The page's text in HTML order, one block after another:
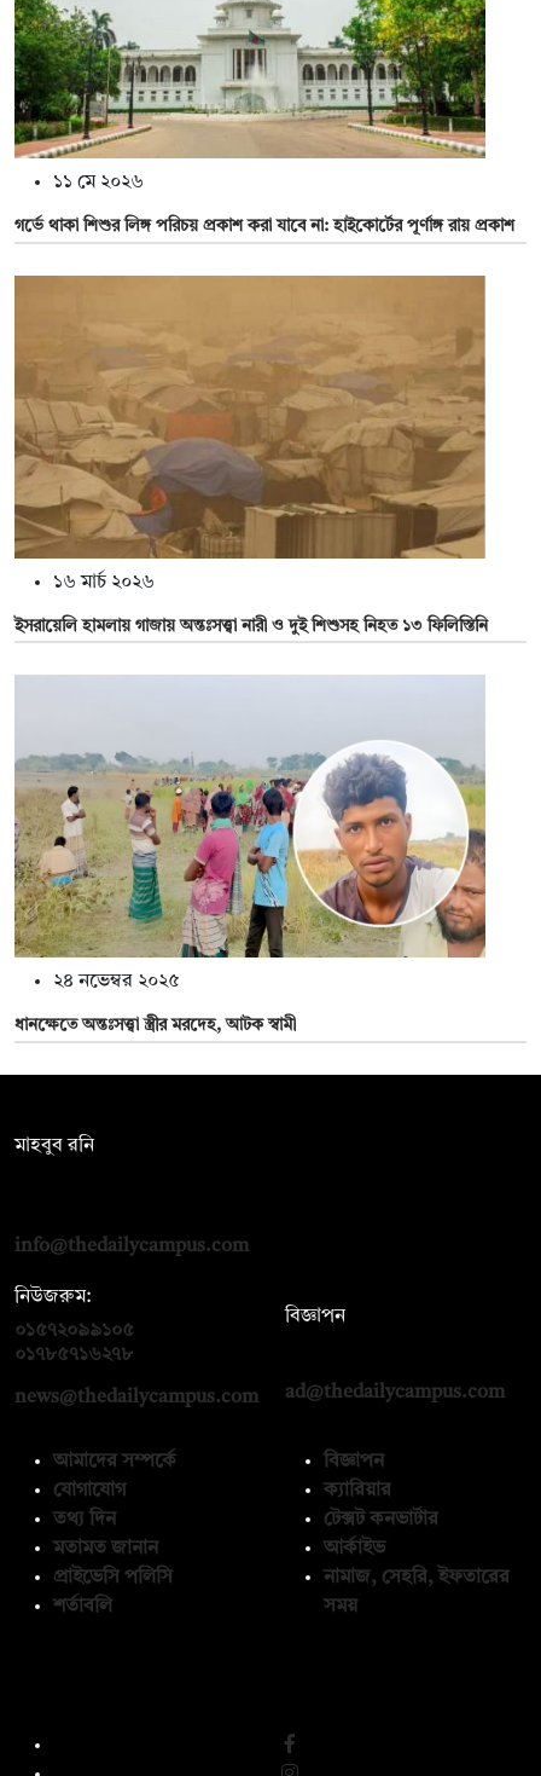
১১ মে ২০২৬
গর্ভে থাকা শিশুর লিঙ্গ পরিচয় প্রকাশ করা যাবে না: হাইকোর্টের পূর্ণাঙ্গ রায় প্রকাশ
১৬ মার্চ ২০২৬
ইসরায়েলি হামলায় গাজায় অন্তঃসত্ত্বা নারী ও দুই শিশুসহ নিহত ১৩ ফিলিস্তিনি
২৪ নভেম্বর ২০২৫
ধানক্ষেতে অন্তঃসত্ত্বা স্ত্রীর মরদেহ, আটক স্বামী
মাহবুব রনি
info@thedailycampus.com
নিউজরুম:
০১৫৭২০৯৯১০৫
০১৭৮৫৭১৬২৭৮
news@thedailycampus.com
বিজ্ঞাপন
ad@thedailycampus.com
আমাদের সম্পর্কে
যোগাযোগ
তথ্য দিন
মতামত জানান
প্রাইভেসি পলিসি
শর্তাবলি
বিজ্ঞাপন
ক্যারিয়ার
টেক্সট কনভার্টার
আর্কাইভ
নামাজ, সেহরি, ইফতারের
সময়